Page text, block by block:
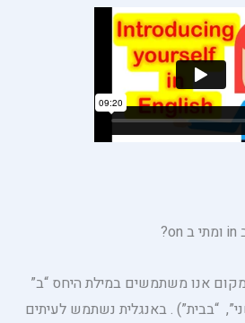
אנו משתמשים במילת היחס “ב”
שני”, “בבית”) . באנגלית נשתמש לעיתים